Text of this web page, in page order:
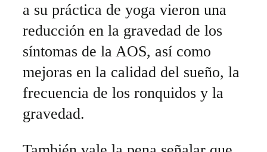
a su práctica de yoga vieron una
reducción en la gravedad de los
síntomas de la AOS, así como
mejoras en la calidad del sueño, la
frecuencia de los ronquidos y la
gravedad.